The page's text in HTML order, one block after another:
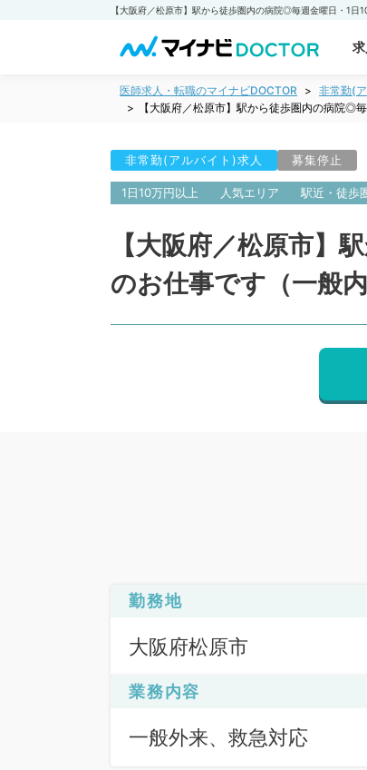
医師求人・転職のマイナビDOCTOR 非常勤(
【大阪府／松原市】駅から徒歩圏内の病院◎
非常勤(アルバイト)求人 募集停止
1日10万円以上 人気エリア 駅近・徒歩
【大阪府／松原市
のお仕事です（一般内
勤務地
大阪府松原市
業務内容
一般外来、救急対応